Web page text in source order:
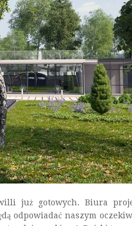
już gotowych. Biura
odpowiadać naszym